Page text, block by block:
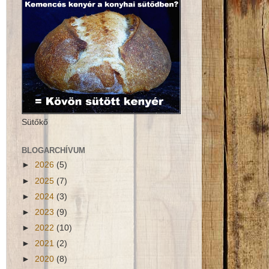
Sütőkő
BLOGARCHÍVUM
► 2026 (5)
► 2025 (7)
► 2024 (3)
► 2023 (9)
► 2022 (10)
► 2021 (2)
► 2020 (8)